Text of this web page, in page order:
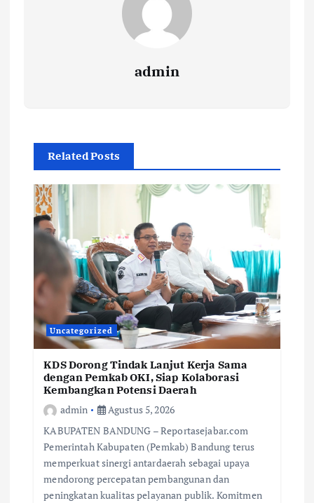
admin
Related Posts
Uncategorized
KDS Dorong Tindak Lanjut Kerja Sama
dengan Pemkab OKI, Siap Kolaborasi
Kembangkan Potensi Daerah
admin
Agustus 5, 2026
KABUPATEN BANDUNG – Reportasejabar.com
Pemerintah Kabupaten (Pemkab) Bandung terus
memperkuat sinergi antardaerah sebagai upaya
mendorong percepatan pembangunan dan
peningkatan kualitas pelayanan publik. Komitmen